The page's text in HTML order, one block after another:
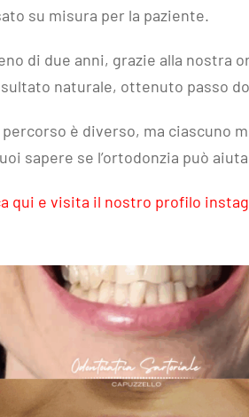
su misura per la paziente.
di due anni, grazie alla nostra
naturale, ottenuto passo
percorso è diverso, ma ciascuno
sapere se l’ortodonzia può
qui e visita il nostro profilo